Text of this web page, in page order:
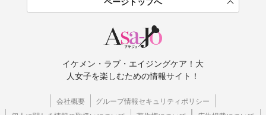
イケメン・ラブ・エイジングケア！大
人女子を楽しむための情報サイト！
会社概要
グループ情報セキュリティポリシー